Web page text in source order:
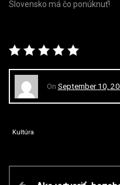
Slovensko má čo ponúknuť!
On September 10,
Kultúra
P